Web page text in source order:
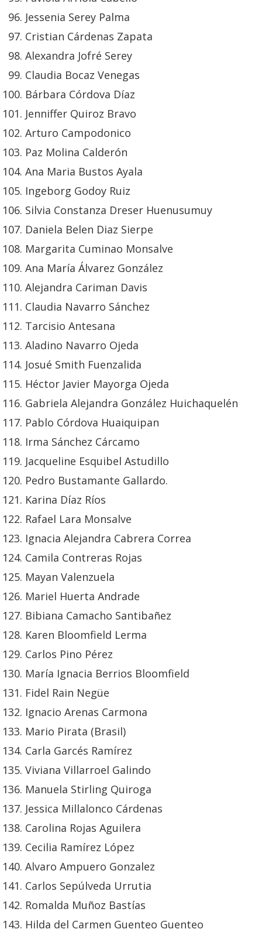
Jessenia Serey Palma
Cristian Cárdenas Zapata
Alexandra Jofré Serey
Claudia Bocaz Venegas
Bárbara Córdova Díaz
Jenniffer Quiroz Bravo
Arturo Campodonico
Paz Molina Calderón
Ana Maria Bustos Ayala
Ingeborg Godoy Ruiz
Silvia Constanza Dreser Huenusumuy
Daniela Belen Diaz Sierpe
Margarita Cuminao Monsalve
Ana María Álvarez González
Alejandra Cariman Davis
Claudia Navarro Sánchez
Tarcisio Antesana
Aladino Navarro Ojeda
Josué Smith Fuenzalida
Héctor Javier Mayorga Ojeda
Gabriela Alejandra González Huichaquelén
Pablo Córdova Huaiquipan
Irma Sánchez Cárcamo
Jacqueline Esquibel Astudillo
Pedro Bustamante Gallardo.
Karina Díaz Ríos
Rafael Lara Monsalve
Ignacia Alejandra Cabrera Correa
Camila Contreras Rojas
Mayan Valenzuela
Mariel Huerta Andrade
Bibiana Camacho Santibañez
Karen Bloomfield Lerma
Carlos Pino Pérez
María Ignacia Berrios Bloomfield
Fidel Rain Negüe
Ignacio Arenas Carmona
Mario Pirata (Brasil)
Carla Garcés Ramírez
Viviana Villarroel Galindo
Manuela Stirling Quiroga
Jessica Millalonco Cárdenas
Carolina Rojas Aguilera
Cecilia Ramírez López
Alvaro Ampuero Gonzalez
Carlos Sepúlveda Urrutia
Romalda Muñoz Bastías
Hilda del Carmen Guenteo Guenteo